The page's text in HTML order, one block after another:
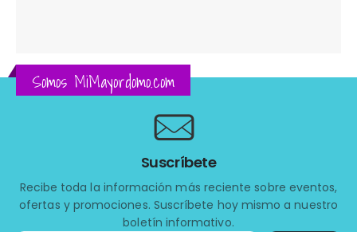
Somos MiMayordomo.com
Suscríbete
Recibe toda la información más reciente sobre eventos,
ofertas y promociones. Suscríbete hoy mismo a nuestro
boletín informativo.